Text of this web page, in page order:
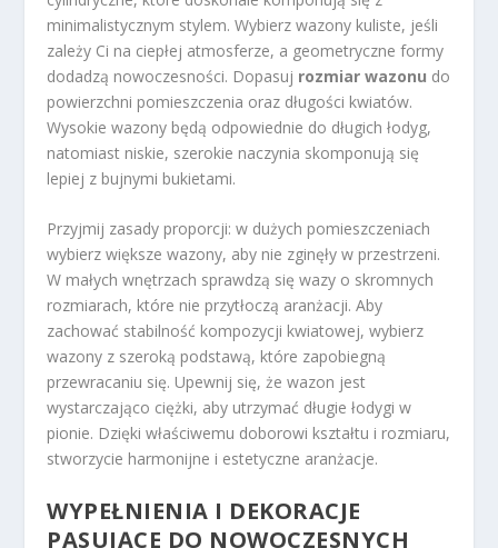
minimalistycznym stylem. Wybierz wazony kuliste, jeśli
zależy Ci na ciepłej atmosferze, a geometryczne formy
dodadzą nowoczesności. Dopasuj rozmiar wazonu do
powierzchni pomieszczenia oraz długości kwiatów.
Wysokie wazony będą odpowiednie do długich łodyg,
natomiast niskie, szerokie naczynia skomponują się
lepiej z bujnymi bukietami.
Przyjmij zasady proporcji: w dużych pomieszczeniach
wybierz większe wazony, aby nie zginęły w przestrzeni.
W małych wnętrzach sprawdzą się wazy o skromnych
rozmiarach, które nie przytłoczą aranżacji. Aby
zachować stabilność kompozycji kwiatowej, wybierz
wazony z szeroką podstawą, które zapobiegną
przewracaniu się. Upewnij się, że wazon jest
wystarczająco ciężki, aby utrzymać długie łodygi w
pionie. Dzięki właściwemu doborowi kształtu i rozmiaru,
stworzycie harmonijne i estetyczne aranżacje.
WYPEŁNIENIA I DEKORACJE
PASUJĄCE DO NOWOCZESNYCH